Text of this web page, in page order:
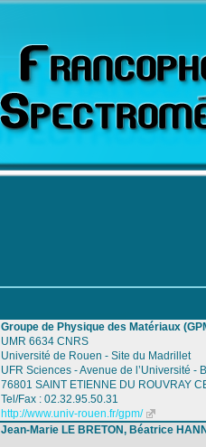
Groupe de Physique des Matériaux
UMR 6634 CNRS
Université de Rouen - Site du Madrillet
UFR Sciences - Avenue de l’Université -
76801 SAINT ETIENNE DU ROUVRAY
Tel/Fax : 02.32.95.50.31
http://www.univ-rouen.fr/gpm/
Jean-Marie LE BRETON, Béatrice